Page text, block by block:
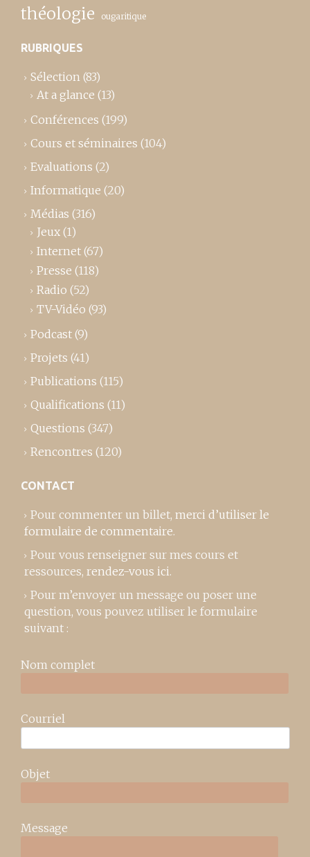
théologie ougaritique
RUBRIQUES
Sélection (83)
At a glance (13)
Conférences (199)
Cours et séminaires (104)
Evaluations (2)
Informatique (20)
Médias (316)
Jeux (1)
Internet (67)
Presse (118)
Radio (52)
TV-Vidéo (93)
Podcast (9)
Projets (41)
Publications (115)
Qualifications (11)
Questions (347)
Rencontres (120)
CONTACT
Pour commenter un billet, merci d’utiliser le
formulaire de commentaire.
Pour vous renseigner sur mes cours et
ressources, rendez-vous ici.
Pour m’envoyer un message ou poser une
question, vous pouvez utiliser le formulaire
suivant :
Nom complet
Courriel
Objet
Message